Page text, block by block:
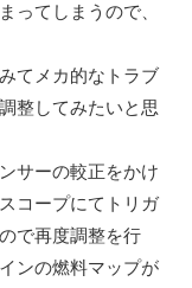
ってしまうので、
てメカ的なトラブ
整してみたいと思
サーの較正をかけ
コープにてトリガ
で再度調整を行
ンの燃料マップが